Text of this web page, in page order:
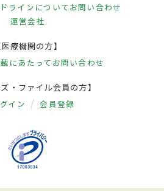
ラインについてお問い合わせ
運営会社
医療機関の方】
にあたって お問い合わせ
ズ・ファイル会員の方】
イン 会員登録